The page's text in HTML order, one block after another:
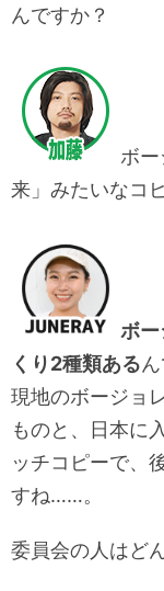
んですか？
ボ
来」みたいなコ
ボー
くり2種類ある
現地のボージョ
ものと、日本に
ッチコピーで、
すね……。
委員会の人はど